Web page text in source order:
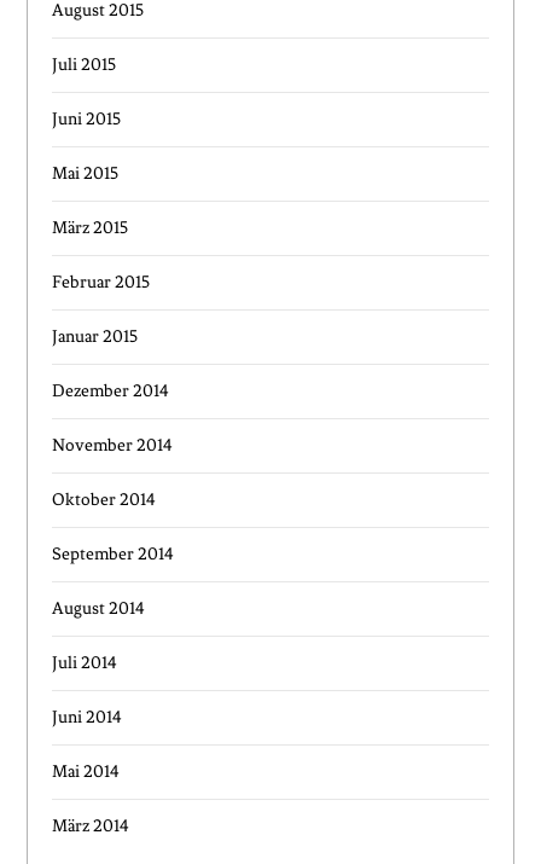
August 2015
Juli 2015
Juni 2015
Mai 2015
März 2015
Februar 2015
Januar 2015
Dezember 2014
November 2014
Oktober 2014
September 2014
August 2014
Juli 2014
Juni 2014
Mai 2014
März 2014